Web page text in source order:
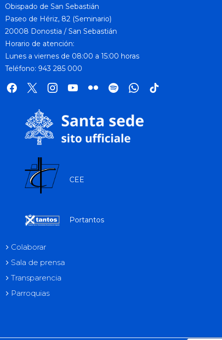
Obispado de San Sebastián
Paseo de Hériz, 82 (Seminario)
20008 Donostia / San Sebastián
Horario de atención:
Lunes a viernes de 08:00 a 15:00 horas
Teléfono: 943 285 000
facebook
x instagramyoutube
flickr spotifywhatsapp
tik
CEE
Portantos
Colaborar
Sala de prensa
Transparencia
Parroquias